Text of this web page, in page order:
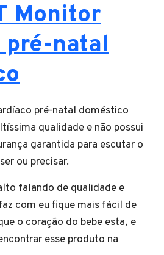
Monitor
pré-natal
pré-natal doméstico
qualidade e não possui
garantida para escutar o
ou precisar.
falando de qualidade e
com eu fique mais fácil de
o coração do bebe esta, e
esse produto na